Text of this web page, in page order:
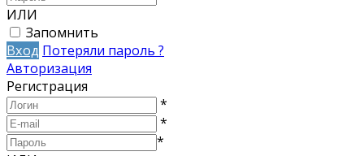
ИЛИ
Запомнить
Вход Потеряли пароль ?
Авторизация
Регистрация
*
*
*